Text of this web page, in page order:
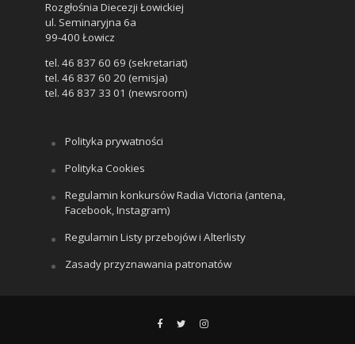
Rozgłośnia Diecezji Łowickiej
ul. Seminaryjna 6a
99-400 Łowicz
tel. 46 837 60 69 (sekretariat)
tel. 46 837 60 20 (emisja)
tel. 46 837 33 01 (newsroom)
Polityka prywatności
Polityka Cookies
Regulamin konkursów Radia Victoria (antena,
Facebook, Instagram)
Regulamin Listy przebojów i Alterlisty
Zasady przyznawania patronatów